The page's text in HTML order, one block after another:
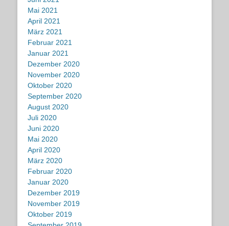
Mai 2021
April 2021
März 2021
Februar 2021
Januar 2021
Dezember 2020
November 2020
Oktober 2020
September 2020
August 2020
Juli 2020
Juni 2020
Mai 2020
April 2020
März 2020
Februar 2020
Januar 2020
Dezember 2019
November 2019
Oktober 2019